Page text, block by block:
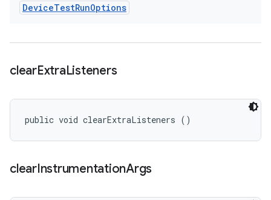
DeviceTestRunOptions
clearExtraListeners
public void clearExtraListeners ()
clearInstrumentationArgs